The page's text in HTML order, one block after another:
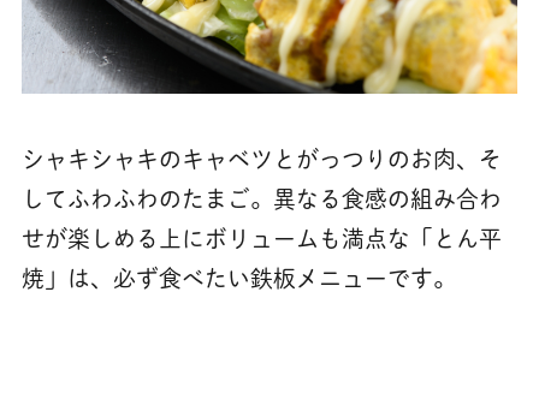
シャキシャキのキャベツとがっつりのお肉、そ
してふわふわのたまご。異なる食感の組み合わ
せが楽しめる上にボリュームも満点な「とん平
焼」は、必ず食べたい鉄板メニューです。